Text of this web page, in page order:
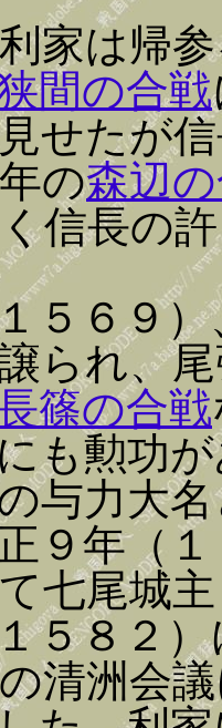
家は帰
間の合戦
せたが
の森辺
信長の
５６９
られ、
篠の合戦
も勲功
与力大
９年（
七尾城
５８２）
清洲会